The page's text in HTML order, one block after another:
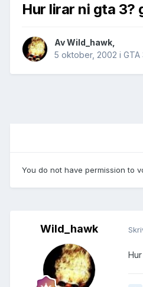
Hur lirar ni gta 3?
AvWild_hawk
5 oktober, 2002 i GTA
You do not have permission to
Wild_hawk